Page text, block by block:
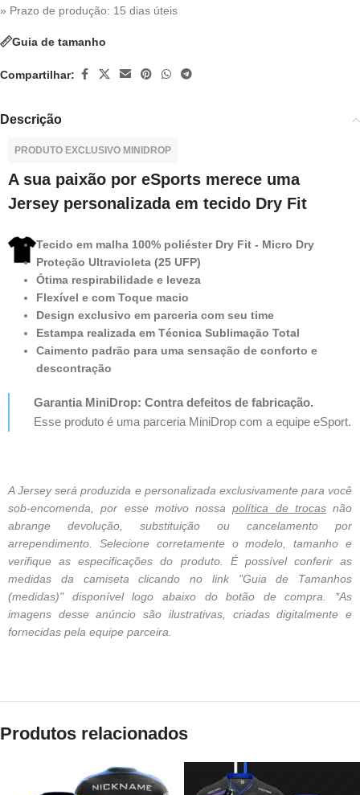
» Prazo de produção: 15 dias úteis
Guia de tamanho
Compartilhar:
Descrição
PRODUTO EXCLUSIVO MINIDROP
A sua paixão por eSports merece uma
Jersey personalizada em tecido Dry Fit
Tecido em malha 100% poliéster Dry Fit - Micro Dry
Proteção Ultravioleta (25 UFP)
Ótima respirabilidade e leveza
Flexível e com Toque macio
Design exclusivo em parceria com seu time
Estampa realizada em Técnica Sublimação Total
Caimento padrão para uma sensação de conforto e
descontração
Garantia MiniDrop: Contra defeitos de fabricação.
Esse produto é uma parceria MiniDrop com a equipe eSport.
A Jersey será produzida e personalizada exclusivamente para você
sob-encomenda, por esse motivo nossapolítica de trocasnão
abrange devolução, substituição ou cancelamento por
arrependimento. Selecione corretamente o modelo, tamanho e
verifique as especificações do produto. É possível conferir as
medidas da camiseta clicando no link "Guia de Tamanhos
(medidas)" disponível logo abaixo do botão de compra. *As
imagens desse anúncio são ilustrativas, criadas digitalmente e
fornecidas pela equipe parceira.
Produtos relacionados